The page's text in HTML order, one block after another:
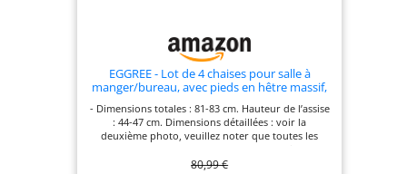
EGGREE - Lot de 4 chaises pour salle à
manger/bureau, avec pieds en hêtre massif,
pour un confort maximum, noir
- Dimensions totales : 81-83 cm. Hauteur de l’assise
: 44-47 cm. Dimensions détaillées : voir la
deuxième photo, veuillez noter que toutes les
marge d'erreur de 1 à 3 cm - Siège avec une
80,99 €